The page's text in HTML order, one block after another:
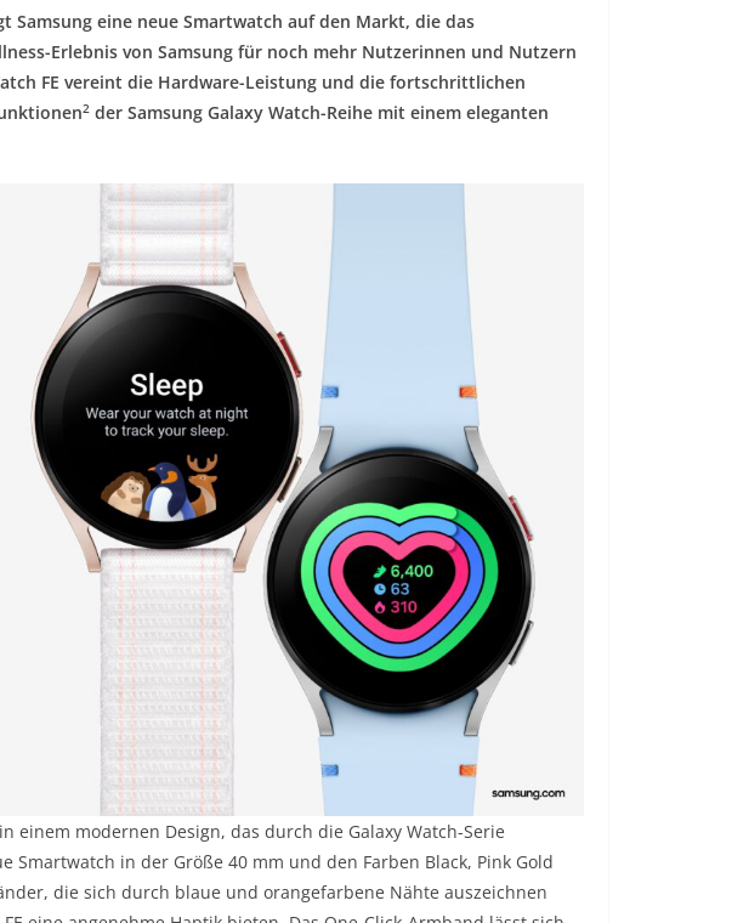
Samsung eine neue Smartwatch auf den Markt, die das
Erlebnis von Samsung für noch mehr Nutzerinnen und Nutzern
FE vereint die Hardware-Leistung und die fortschrittlichen
2 der Samsung Galaxy Watch-Reihe mit einem eleganten
einem modernen Design, das durch die Galaxy Watch-Serie
in der Größe 40 mm und den Farben Black, Pink Gold
die sich durch blaue und orangefarbene Nähte auszeichnen